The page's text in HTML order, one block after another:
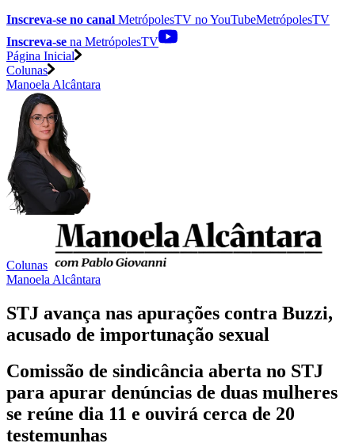
Inscreva-se no canal MetrópolesTV noYouTubeMetrópolesTV
Inscreva-se na MetrópolesTV
Página Inicial
Colunas
Manoela Alcântara
Colunas
Manoela Alcântara
STJ avança nas apurações contra Buzzi,
acusado de importunação sexual
Comissão de sindicância aberta no STJ
para apurar denúncias de duas mulheres
se reúne dia 11 e ouvirá cerca de 20
testemunhas